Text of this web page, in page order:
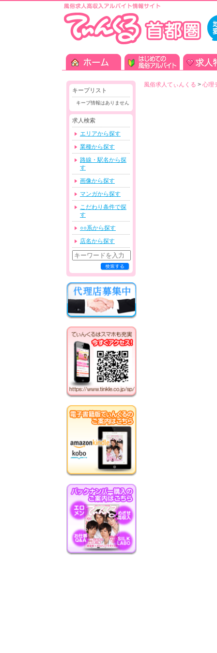
風俗求人てぃんくる > 心理
キープリスト
キープ情報はありません
求人検索
エリアから探す
業種から探す
路線・駅名から探
す
画像から探す
マンガから探す
こだわり条件で探
す
○○系から探す
店名から探す